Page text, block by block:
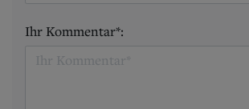
Ihr Kommentar*: